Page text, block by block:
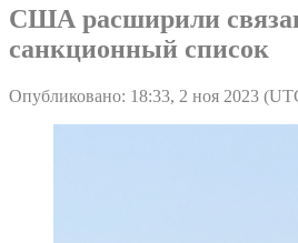
США расширили
санкционный список
Опубликовано: 18:33, 2 ноя 2023